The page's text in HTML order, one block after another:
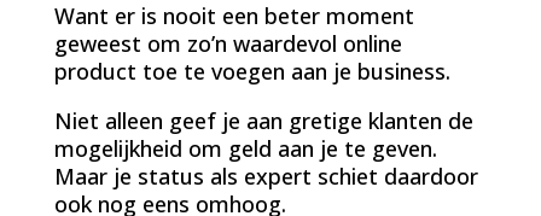
Want er is nooit een beter moment
geweest om zo’n waardevol online
product toe te voegen aan je business.
Niet alleen geef je aan gretige klanten de
mogelijkheid om geld aan je te geven.
Maar je status als expert schiet daardoor
ook nog eens omhoog.